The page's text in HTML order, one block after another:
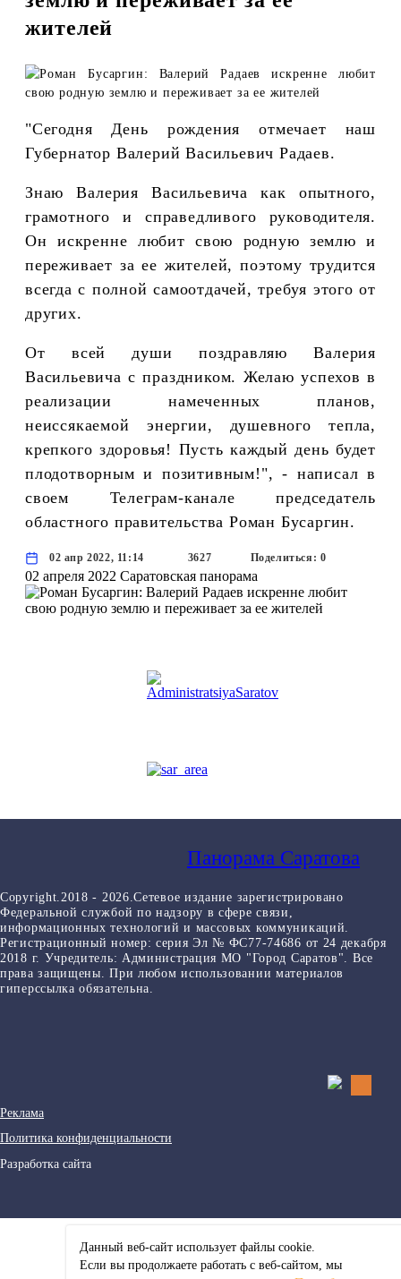
жителей
"Сегодня День рождения отмечает наш
Губернатор Валерий Васильевич Радаев.
Знаю Валерия Васильевича как опытного,
грамотного и справедливого руководителя.
Он искренне любит свою родную землю и
переживает за ее жителей, поэтому трудится
всегда с полной самоотдачей, требуя этого от
других.
От всей души поздравляю Валерия
Васильевича с праздником. Желаю успехов в
реализации намеченных планов,
неиссякаемой энергии, душевного тепла,
крепкого здоровья! Пусть каждый день будет
плодотворным и позитивным!", - написал в
своем Телеграм-канале председатель
областного правительства Роман Бусаргин.
02 апр 2022, 11:14 3627 Поделиться: 0
02 апреля 2022 Саратовская панорама
Панорама Саратова
Copyright.2018 - 2026.Сетевое издание зарегистрировано
Федеральной службой по надзору в сфере связи,
информационных технологий и массовых коммуникаций.
Регистрационный номер: серия Эл № ФС77-74686 от 24 декабря
2018 г. Учредитель: Администрация МО "Город Саратов". Все
права защищены. При любом использовании материалов
гиперссылка обязательна.
Реклама
Политика конфиденциальности
Разработка сайта
Данный веб-сайт использует файлы сookie.
Если вы продолжаете работать с веб-сайтом, мы